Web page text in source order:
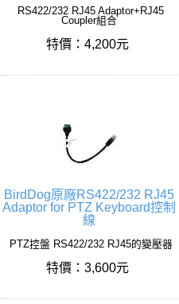
RS422/232 RJ45 Adaptor+RJ45
Coupler組合
特價：4,200元
BirdDog原廠RS422/232 RJ45
Adaptor for PTZ Keyboard控制
線
PTZ控盤 RS422/232 RJ45的變壓器
特價：3,600元